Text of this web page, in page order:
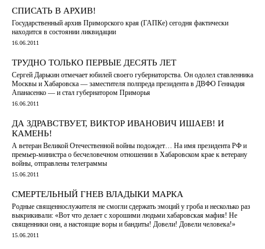
СПИСАТЬ В АРХИВ!
Государственный архив Приморского края (ГАПКе) сегодня фактически
находится в состоянии ликвидации
16.06.2011
ТРУДНО ТОЛЬКО ПЕРВЫЕ ДЕСЯТЬ ЛЕТ
Сергей Дарькин отмечает юбилей своего губернаторства. Он одолел ставленника
Москвы и Хабаровска — заместителя полпреда президента в ДВФО Геннадия
Апанасенко — и стал губернатором Приморья
16.06.2011
ДА ЗДРАВСТВУЕТ, ВИКТОР ИВАНОВИЧ ИШАЕВ! И
КАМЕНЬ!
А ветеран Великой Отечественной войны подождет… На имя президента РФ и
премьер-министра о бесчеловечном отношении в Хабаровском крае к ветерану
войны, отправлены телеграммы
15.06.2011
СМЕРТЕЛЬНЫЙ ГНЕВ ВЛАДЫКИ МАРКА
Родные священнослужителя не смогли сдержать эмоций у гроба и несколько раз
выкрикивали: «Вот что делает с хорошими людьми хабаровская мафия! Не
священники они, а настоящие воры и бандиты! Довели! Довели человека!»
15.06.2011